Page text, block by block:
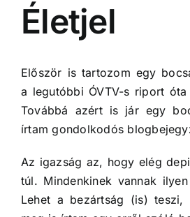
Életjel
Először is tartozom egy
a legutóbbi ÓVTV-s riport óta
Továbbá azért is jár egy
írtam gondolkodós
Az igazság az, hogy elég
túl. Mindenkinek vannak
Lehet a bezártság (is) teszi,